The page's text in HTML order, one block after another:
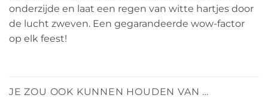
onderzijde en laat een regen van witte hartjes door
de lucht zweven. Een gegarandeerde wow-factor
op elk feest!
JE ZOU OOK KUNNEN HOUDEN VAN …